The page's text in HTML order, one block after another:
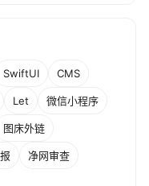
SwiftUI CMS
Let 微信小程序
图床外链
净网审查